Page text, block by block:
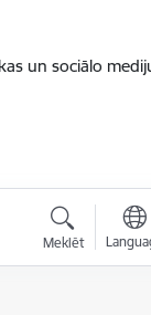
un sociālo
Meklēt